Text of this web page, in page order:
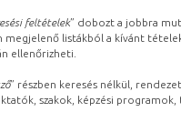
feltételek” dobozt a jobbra
megjelenő listákból a kívánt
ellenőrizheti.
” részben keresés nélkül,
szakok, képzési programok,